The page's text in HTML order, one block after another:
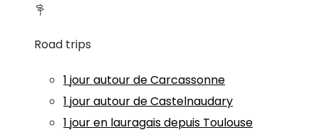
Road trips
1 jour autour de Carcassonne
1 jour autour de Castelnaudary
1 jour en lauragais depuis Toulouse